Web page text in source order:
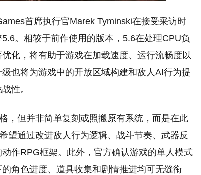
首席执行官Marek Tyminski在接受采访时
。相较于前作使用的版本，5.6在处理CPU负
化，将有助于游戏在加载速度、运行流畅度以
也将为游戏中的开放区域构建和敌人AI行为提
性。
，但并非简单复刻或照搬原有系统，而是在此
望通过改进敌人行为逻辑、战斗节奏、武器反
作RPG框架。此外，官方确认游戏的单人模式
角色进度、道具收集和剧情推进均可无缝衔